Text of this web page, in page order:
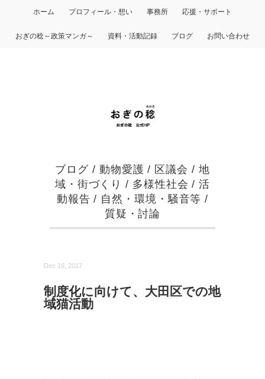
ホーム プロフィール・想い 事務所 応援・サポート
おぎの稔～政策マンガ～ 資料・活動記録 ブログ お問い合わせ
ブログ / 動物愛護 / 区議会 / 地
域・街づくり / 多様性社会 /活
動報告 / 自然・環境・騒音等 /
質疑・討論
Dec 19, 2017
制度化に向けて、大田区での地
域猫活動